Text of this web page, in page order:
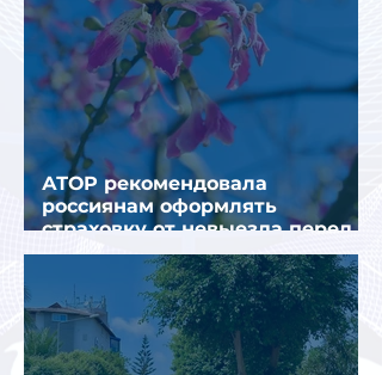
АТОР рекомендовала
россиянам оформлять
страховку от невыезда перед
поездкой в Грецию